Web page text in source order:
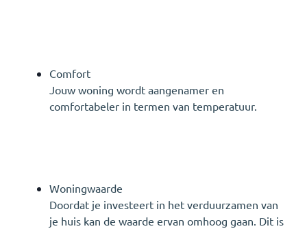
Comfort
Jouw woning wordt aangenamer en
comfortabeler in termen van temperatuur.
Woningwaarde
Doordat je investeert in het verduurzamen van
je huis kan de waarde ervan omhoog gaan. Dit is